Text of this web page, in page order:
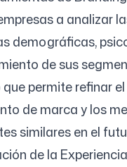
a analizar
demográficas,
de sus
que permite refinar el
de marca y los
similares en el
de la